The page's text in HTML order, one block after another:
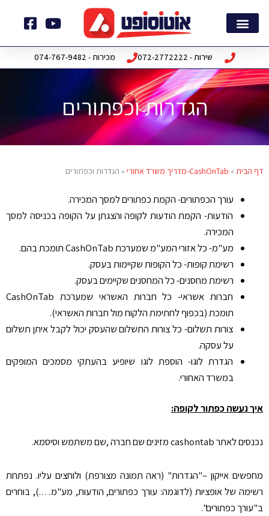
שירות - 072-2772222 מכירות - 074-767-9482
הגדרות וכפתורים
דף הבית » CashOnTab-מדריך משרד אחורי » הגדרות וכפתורים
עורך הכפתורים- הקמת כפתורים למסך המכירה.
הודעות- הקמת הודעות לקופה והצגתן על הקופה בכניסה למסך
המכירה.
מע"מ- כל אזורי המע"מ שמערכת CashOnTab תומכת בהם.
רשימת קופות- כל הקופות שקיימות בעסק.
רשימת מחסנים- כל המחסנים שקיימים בעסק.
חברות אשראי- כל חברות האשראי שמערכת CashOnTab
תומכת (בכפוף לחתימת הלקוח מול חברות האשראי).
צורות תשלום- כל צורות התשלום שהעסק יכול לקבל איתן תשלום
על עסקה.
הגדרת לוגו- הוספת לוגו שיופיע בהעתקי מסמכים המופקים
במשרד האחורי.
איך נעשה כפתור לקופה:
נכנסים לאתר cashontab מזינים שם חברה ,שם משתמש וסיסמא.
מחפשים אייקון –"הגדרות" (ראה תמונה מצורפת) ולוחצים עליו. נפתחת
רשימה של אופציות (לדוגמה: עורך כפתורים, הודעות, מע"מ….), בוחרים
ב"עורך כפתורים".